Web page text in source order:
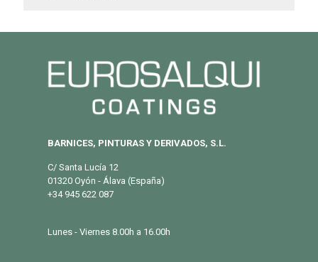
BARNICES, PINTURAS Y DERIVADOS, S.L.
C/ Santa Lucía 12
01320 Oyón - Álava (España)
+34 945 622 087
Lunes - Viernes 8.00h a 16.00h